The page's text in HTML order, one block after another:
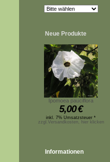
Neue Produkte
Ipomoea pauciflora
5,00€
inkl. 7% Umsatzsteuer *
zzgl.Versandkosten, hier klicken
Informationen